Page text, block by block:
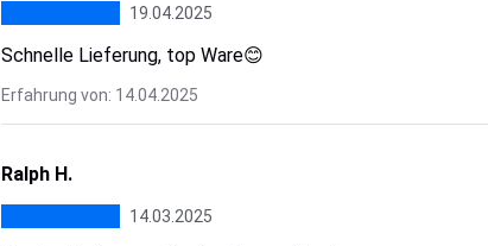
19.04.2025
Schnelle Lieferung, top Ware😊
Erfahrung von: 14.04.2025
Ralph H.
14.03.2025